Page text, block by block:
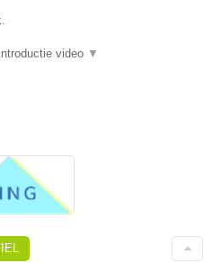
video ▼